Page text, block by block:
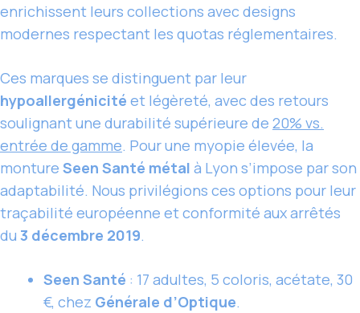
enrichissent leurs collections avec designs
modernes respectant les quotas réglementaires.
Ces marques se distinguent par leur
hypoallergénicité et légèreté, avec des retours
soulignant une durabilité supérieure de 20% vs.
entrée de gamme. Pour une myopie élevée, la
monture Seen Santé métal à Lyon s’impose par son
adaptabilité. Nous privilégions ces options pour leur
traçabilité européenne et conformité aux arrêtés
du 3 décembre 2019.
Seen Santé : 17 adultes, 5 coloris, acétate, 30
€, chez Générale d’Optique.